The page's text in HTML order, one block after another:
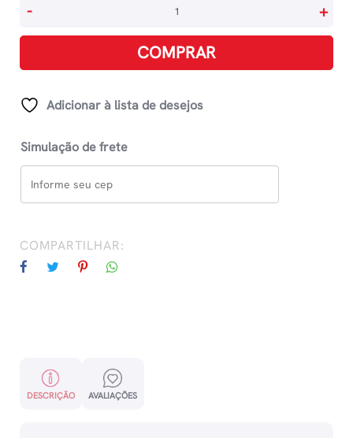
Sapeca:
A
História
Um
Pequeno
Sapo
quantidade
- +
COMPRAR
Adicionar à lista de desejos
Simulação de frete
COMPARTILHAR:
DESCRIÇÃO AVALIAÇÕES